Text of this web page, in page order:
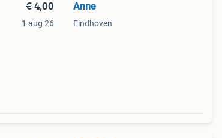
€ 4,00
1 aug 26
Anne
Eindhoven